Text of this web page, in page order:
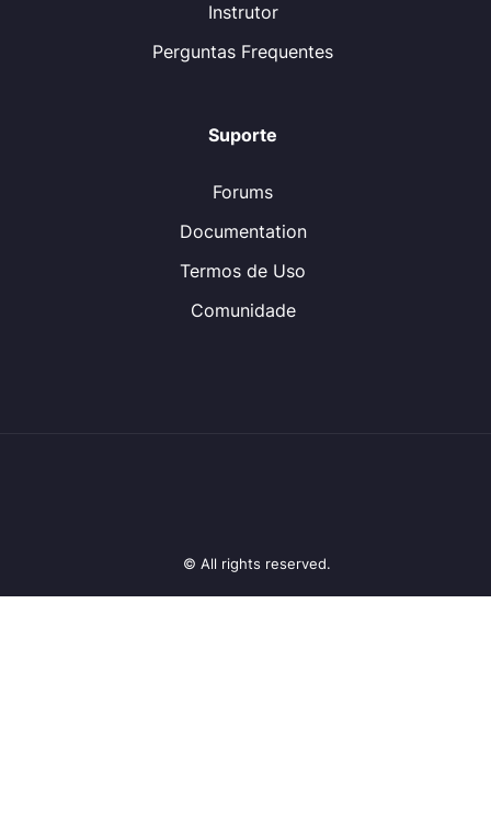
Instrutor
Perguntas Frequentes
Suporte
Forums
Documentation
Termos de Uso
Comunidade
© All rights reserved.